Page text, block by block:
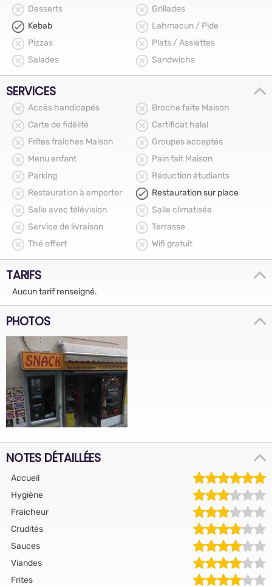
Desserts
Grillades
Kebab
Lahmacun / Pide
Pizzas
Plats / Assiettes
Salades
Sandwichs
SERVICES
Accès handicapés
Broche faite Maison
Carte de fidélité
Certificat halal
Frîtes fraiches Maison
Groupes acceptés
Menu enfant
Pain fait Maison
Parking
Réduction étudiants
Restauration à emporter
Restauration sur place
Salle avec télévision
Salle climatisée
Service de livraison
Terrasse
Thé offert
Wifi gratuit
TARIFS
Aucun tarif renseigné.
PHOTOS
NOTES DÉTAILLÉES
Accueil
Hygiène
Fraicheur
Crudités
Sauces
Viandes
Frites